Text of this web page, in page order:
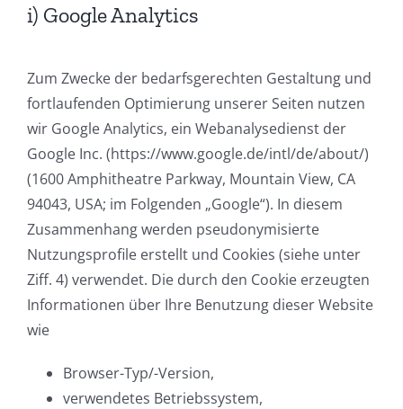
i) Google Analytics
Zum Zwecke der bedarfsgerechten Gestaltung und
fortlaufenden Optimierung unserer Seiten nutzen
wir Google Analytics, ein Webanalysedienst der
Google Inc. (https://www.google.de/intl/de/about/)
(1600 Amphitheatre Parkway, Mountain View, CA
94043, USA; im Folgenden „Google“). In diesem
Zusammenhang werden pseudonymisierte
Nutzungsprofile erstellt und Cookies (siehe unter
Ziff. 4) verwendet. Die durch den Cookie erzeugten
Informationen über Ihre Benutzung dieser Website
wie
Browser-Typ/-Version,
verwendetes Betriebssystem,